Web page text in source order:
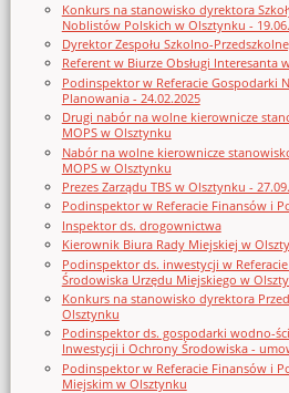
Konkurs na stanowisko dyrektora
Noblistów Polskich w Olsztynku -
Dyrektor Zespołu Szkolno-
Referent w Biurze Obsługi Interesanta
Podinspektor w Referacie Gospodarki
Planowania - 24.02.2025
Drugi nabór na wolne kierownicze
MOPS w Olsztynku
Nabór na wolne kierownicze
MOPS w Olsztynku
Prezes Zarządu TBS w Olsztynku -
Podinspektor w Referacie Finansów i
Inspektor ds. drogownictwa
Kierownik Biura Rady Miejskiej w
Podinspektor ds. inwestycji w
Środowiska Urzędu Miejskiego w
Konkurs na stanowisko dyrektora
Olsztynku
Podinspektor ds. gospodarki wodno-
Inwestycji i Ochrony Środowiska -
Podinspektor w Referacie Finansów i
Miejskim w Olsztynku